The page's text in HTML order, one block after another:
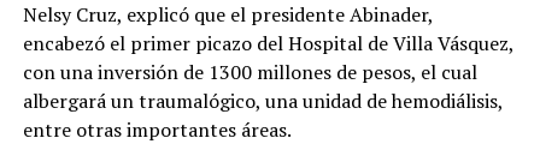
Nelsy Cruz, explicó que el presidente Abinader,
encabezó el primer picazo del Hospital de Villa Vásquez,
con una inversión de 1300 millones de pesos, el cual
albergará un traumalógico, una unidad de hemodiálisis,
entre otras importantes áreas.